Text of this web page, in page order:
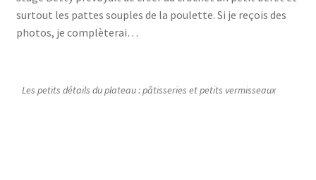
surtout les pattes souples de la poulette. Si je reçois des
photos, je complèterai…
Les petits détails du plateau : pâtisseries et petits vermisseaux